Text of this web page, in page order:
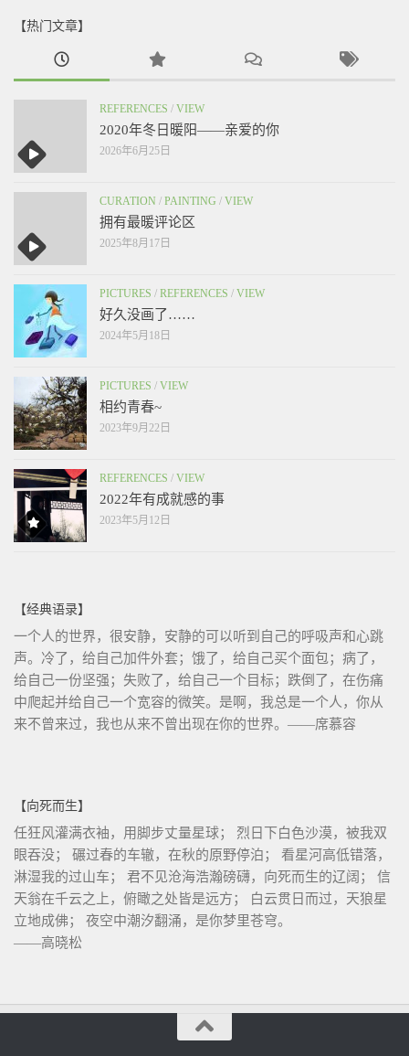
【热门文章】
REFERENCES / VIEW
2020年冬日暖阳——亲爱的你
2026年6月25日
CURATION / PAINTING / VIEW
拥有最暖评论区
2025年8月17日
PICTURES / REFERENCES / VIEW
好久没画了……
2024年5月18日
PICTURES / VIEW
相约青春~
2023年9月22日
REFERENCES / VIEW
2022年有成就感的事
2023年5月12日
【经典语录】
一个人的世界，很安静，安静的可以听到自己的呼吸声和心跳
声。冷了，给自己加件外套；饿了，给自己买个面包；病了，
给自己一份坚强；失败了，给自己一个目标；跌倒了，在伤痛
中爬起并给自己一个宽容的微笑。是啊，我总是一个人，你从
来不曾来过，我也从来不曾出现在你的世界。——席慕容
【向死而生】
任狂风灌满衣袖，用脚步丈量星球； 烈日下白色沙漠，被我双
眼吞没； 碾过春的车辙，在秋的原野停泊； 看星河高低错落，
淋湿我的过山车； 君不见沧海浩瀚磅礴，向死而生的辽阔； 信
天翁在千云之上，俯瞰之处皆是远方； 白云贯日而过，天狼星
立地成佛； 夜空中潮汐翻涌，是你梦里苍穹。
——高晓松